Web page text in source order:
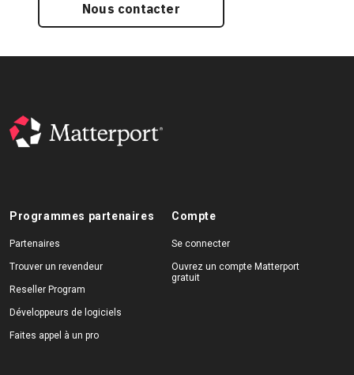
Nous contacter
Programmes partenaires
Partenaires
Trouver un revendeur
Reseller Program
Développeurs de logiciels
Faites appel à un pro
Compte
Se connecter
Ouvrez un compte Matterport
gratuit